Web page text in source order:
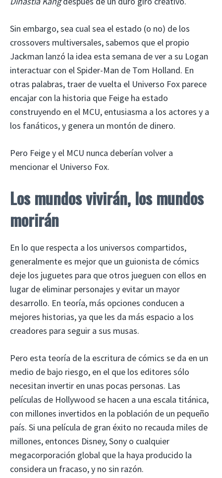
Sin embargo, sea cual sea el estado (o no) de los
crossovers multiversales, sabemos que el propio
Jackman lanzó la idea esta semana de ver a su Logan
interactuar con el Spider-Man de Tom Holland. En
otras palabras, traer de vuelta el Universo Fox parece
encajar con la historia que Feige ha estado
construyendo en el MCU, entusiasma a los actores y a
los fanáticos, y genera un montón de dinero.
Pero Feige y el MCU nunca deberían volver a
mencionar el Universo Fox.
Los mundos vivirán, los mundos
morirán
En lo que respecta a los universos compartidos,
generalmente es mejor que un guionista de cómics
deje los juguetes para que otros jueguen con ellos en
lugar de eliminar personajes y evitar un mayor
desarrollo. En teoría, más opciones conducen a
mejores historias, ya que les da más espacio a los
creadores para seguir a sus musas.
Pero esta teoría de la escritura de cómics se da en un
medio de bajo riesgo, en el que los editores sólo
necesitan invertir en unas pocas personas. Las
películas de Hollywood se hacen a una escala titánica,
con millones invertidos en la población de un pequeño
país. Si una película de gran éxito no recauda miles de
millones, entonces Disney, Sony o cualquier
megacorporación global que la haya producido la
considera un fracaso, y no sin razón.